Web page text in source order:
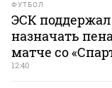
ФУТБОЛ
ЭСК
назначать
матче со
12:40